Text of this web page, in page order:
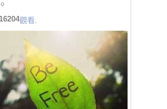
16204觀看.